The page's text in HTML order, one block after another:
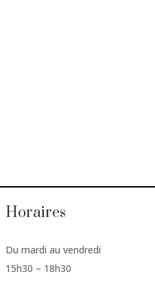
Horaires
Du mardi au vendredi
15h30 – 18h30